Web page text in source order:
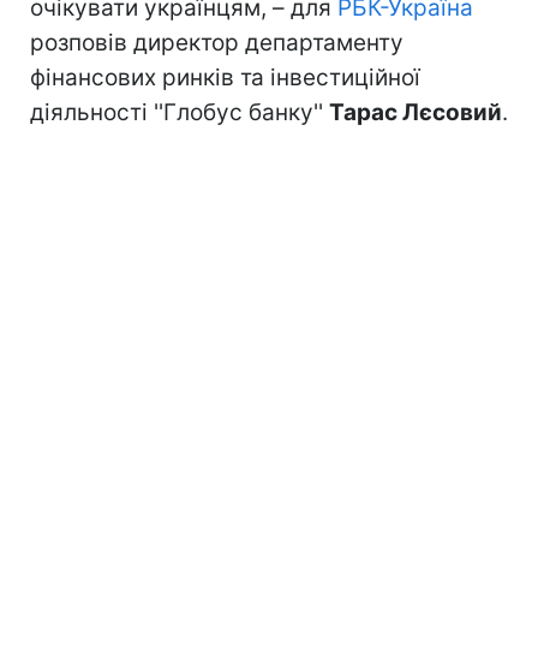
очікувати українцям, – для РБК-Україна
розповів директор департаменту
фінансових ринків та інвестиційної
діяльності ''Глобус банку'' Тарас Лєсовий.